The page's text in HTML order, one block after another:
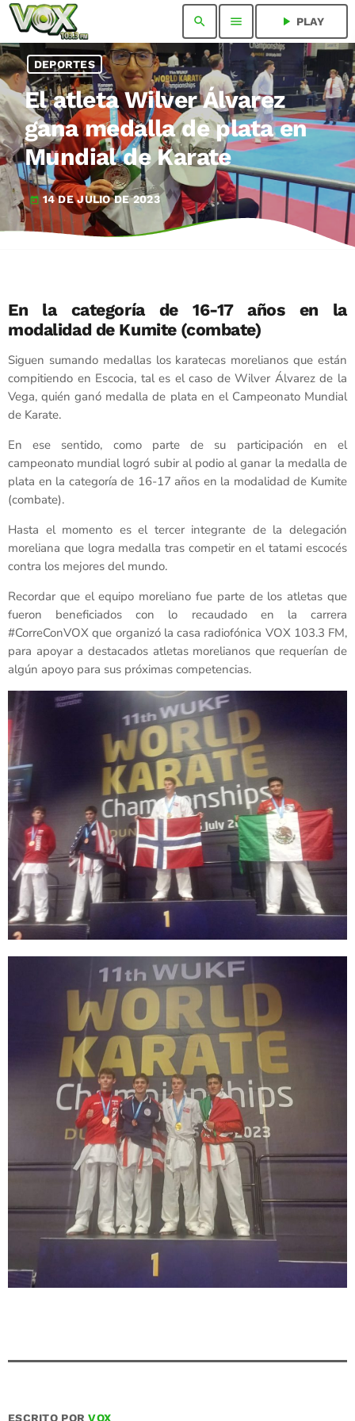
search menu play_arrow PLAY
DEPORTES
El atleta Wilver Álvarez
gana medalla de plata en
Mundial de Karate
today 14 DE JULIO DE 2023
En la categoría de 16-17 años en la
modalidad de Kumite (combate)
Siguen sumando medallas los karatecas morelianos que están
compitiendo en Escocia, tal es el caso de Wilver Álvarez de la
Vega, quién ganó medalla de plata en el Campeonato Mundial
de Karate.
En ese sentido, como parte de su participación en el
campeonato mundial logró subir al podio al ganar la medalla de
plata en la categoría de 16-17 años en la modalidad de Kumite
(combate).
Hasta el momento es el tercer integrante de la delegación
moreliana que logra medalla tras competir en el tatami escocés
contra los mejores del mundo.
Recordar que el equipo moreliano fue parte de los atletas que
fueron beneficiados con lo recaudado en la carrera
#CorreConVOX que organizó la casa radiofónica VOX 103.3 FM,
para apoyar a destacados atletas morelianos que requerían de
algún apoyo para sus próximas competencias.
ESCRITO PORVOX